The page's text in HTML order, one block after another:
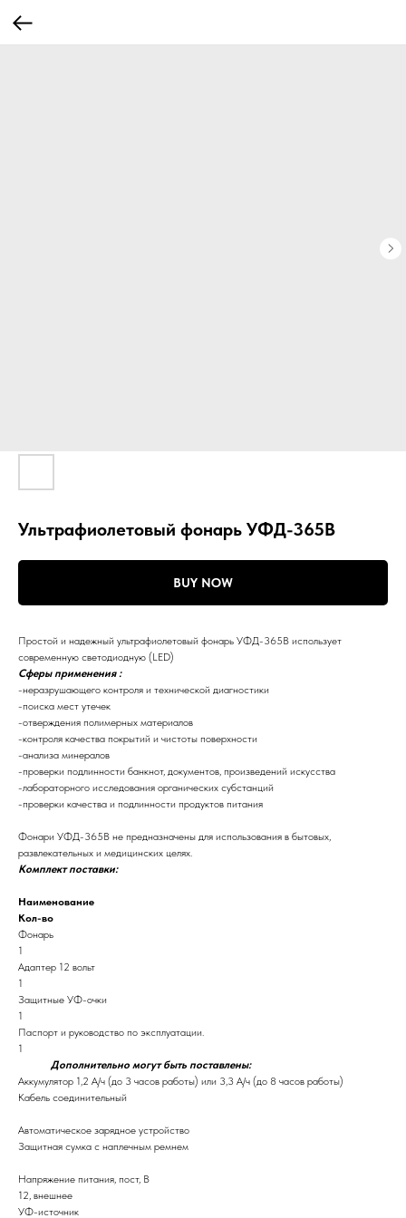
Ультрафиолетовый фонарь УФД-365В
BUY NOW
Простой и надежный ультрафиолетовый фонарь УФД-365В использует
современную светодиодную (LED)
Сферы применения :
-неразрушающего контроля и технической диагностики
-поиска мест утечек
-отверждения полимерных материалов
-контроля качества покрытий и чистоты поверхности
-анализа минералов
-проверки подлинности банкнот, документов, произведений искусства
-лабораторного исследования органических субстанций
-проверки качества и подлинности продуктов питания
Фонари УФД-365В не предназначены для использования в бытовых,
развлекательных и медицинских целях.
Комплект поставки:
Наименование
Кол-во
Фонарь
1
Адаптер 12 вольт
1
Защитные УФ-очки
1
Паспорт и руководство по эксплуатации.
1
Дополнительно могут быть поставлены:
Аккумулятор 1,2 А/ч (до 3 часов работы) или 3,3 А/ч (до 8 часов работы)
Кабель соединительный
Автоматическое зарядное устройство
Защитная сумка с наплечным ремнем
Напряжение питания, пост, В
12, внешнее
УФ-источник